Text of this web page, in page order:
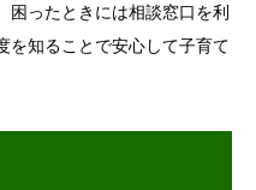
困ったときには相談窓口を利
を知ることで安心して子育て